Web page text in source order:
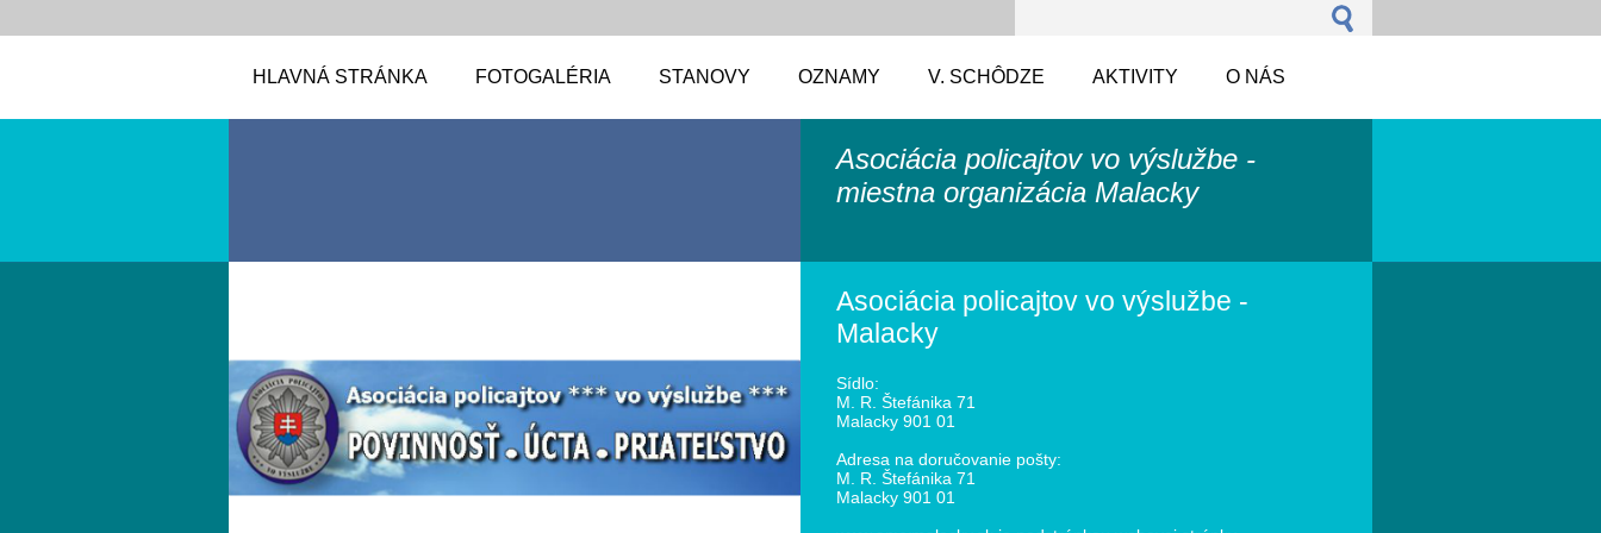
HLAVNÁ STRÁNKA FOTOGALÉRIA STANOVY OZNAMY V. SCHÔDZE AKTIVITY O NÁS
Asociácia policajtov vo výslužbe -
miestna organizácia Malacky
Asociácia policajtov vo výslužbe -
Malacky
Sídlo:
M. R. Štefánika 71
Malacky 901 01
Adresa na doručovanie pošty:
M. R. Štefánika 71
Malacky 901 01